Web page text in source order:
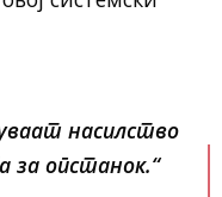
насилство
за опстанок.“